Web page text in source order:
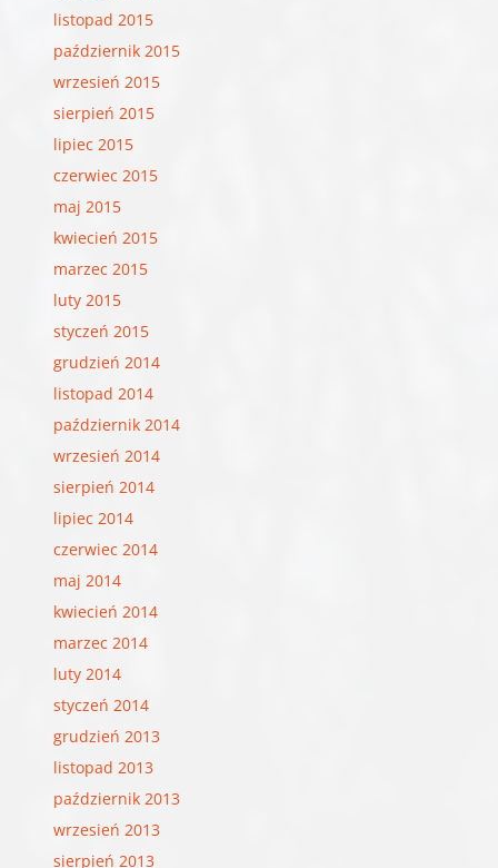
listopad 2015
październik 2015
wrzesień 2015
sierpień 2015
lipiec 2015
czerwiec 2015
maj 2015
kwiecień 2015
marzec 2015
luty 2015
styczeń 2015
grudzień 2014
listopad 2014
październik 2014
wrzesień 2014
sierpień 2014
lipiec 2014
czerwiec 2014
maj 2014
kwiecień 2014
marzec 2014
luty 2014
styczeń 2014
grudzień 2013
listopad 2013
październik 2013
wrzesień 2013
sierpień 2013